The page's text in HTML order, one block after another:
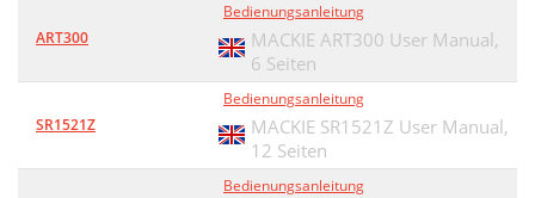
ART300
Bedienungsanleitung
MACKIE ART300 User Manual,
6 Seiten
SR1521Z
Bedienungsanleitung
MACKIE SR1521Z User Manual,
12 Seiten
Bedienungsanleitung